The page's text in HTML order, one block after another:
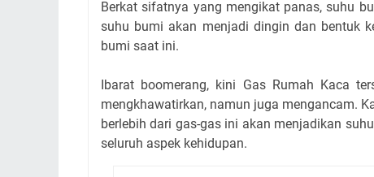
Berkat sifatnya yang mengikat panas, suhu
suhu bumi akan menjadi dingin dan bentuk
bumi saat ini.
Ibarat boomerang, kini Gas Rumah Kaca
mengkhawatirkan, namun juga mengancam.
berlebih dari gas-gas ini akan menjadikan
seluruh aspek kehidupan.